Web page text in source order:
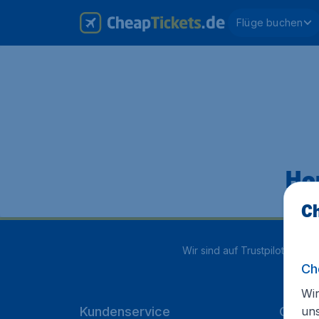
Flüge buchen
Wir sind auf Trustpilot mit
Kundenservice